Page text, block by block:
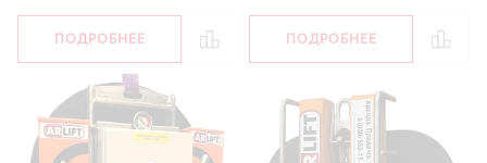
ПОДРОБНЕЕ ПОДРОБНЕЕ